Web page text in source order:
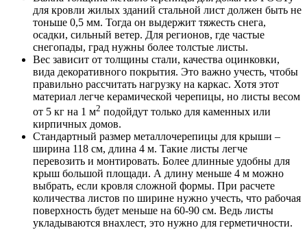
для кровли жилых зданий стальной лист должен быть не
тоньше 0,5 мм. Тогда он выдержит тяжесть снега,
осадки, сильный ветер. Для регионов, где частые
снегопады, град нужны более толстые листы.
Вес зависит от толщины стали, качества оцинковки,
вида декоративного покрытия. Это важно учесть, чтобы
правильно рассчитать нагрузку на каркас. Хотя этот
материал легче керамической черепицы, но листы весом
от 5 кг на 1 м2 подойдут только для каменных или
кирпичных домов.
Стандартный размер металлочерепицы для крыши –
ширина 118 см, длина 4 м. Такие листы легче
перевозить и монтировать. Более длинные удобны для
крыш большой площади. А длину меньше 4 м можно
выбрать, если кровля сложной формы. При расчете
количества листов по ширине нужно учесть, что рабочая
поверхность будет меньше на 60-90 см. Ведь листы
укладываются внахлест, это нужно для герметичности.